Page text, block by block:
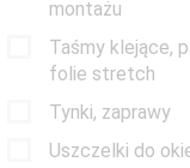
montażu
Taśmy klejące,
folie stretch
Tynki, zaprawy
Uszczelki do